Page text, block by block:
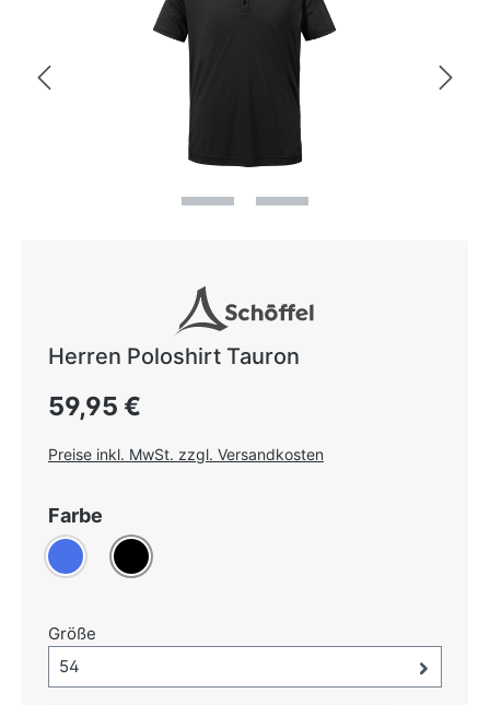
Herren Poloshirt Tauron
Regulärer Preis:
59,95 €
Preise inkl. MwSt. zzgl. Versandkosten
Farbe
Blau
(Diese Option ist zurzeit nicht verfügbar.)
Schwarz
Größe
Größe-Auswahl öffnen, aktuell ausgewählt:
54